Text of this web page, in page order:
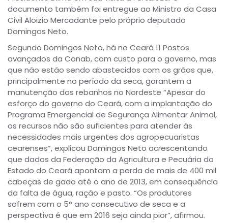
documento também foi entregue ao Ministro da Casa
Civil Aloizio Mercadante pelo próprio deputado
Domingos Neto.
Segundo Domingos Neto, há no Ceará 11 Postos
avançados da Conab, com custo para o governo, mas
que não estão sendo abastecidos com os grãos que,
principalmente no período da seca, garantem a
manutenção dos rebanhos no Nordeste “Apesar do
esforço do governo do Ceará, com a implantação do
Programa Emergencial de Segurança Alimentar Animal,
os recursos não são suficientes para atender às
necessidades mais urgentes dos agropecuaristas
cearenses”, explicou Domingos Neto acrescentando
que dados da Federação da Agricultura e Pecuária do
Estado do Ceará apontam a perda de mais de 400 mil
cabeças de gado até o ano de 2013, em consequência
da falta de água, ração e pasto. “Os produtores
sofrem com o 5° ano consecutivo de seca e a
perspectiva é que em 2016 seja ainda pior”, afirmou.